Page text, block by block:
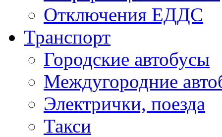
Отключения ЕДДС
Транспорт
Городские автобусы
Междугородние
Электрички, поезда
Такси